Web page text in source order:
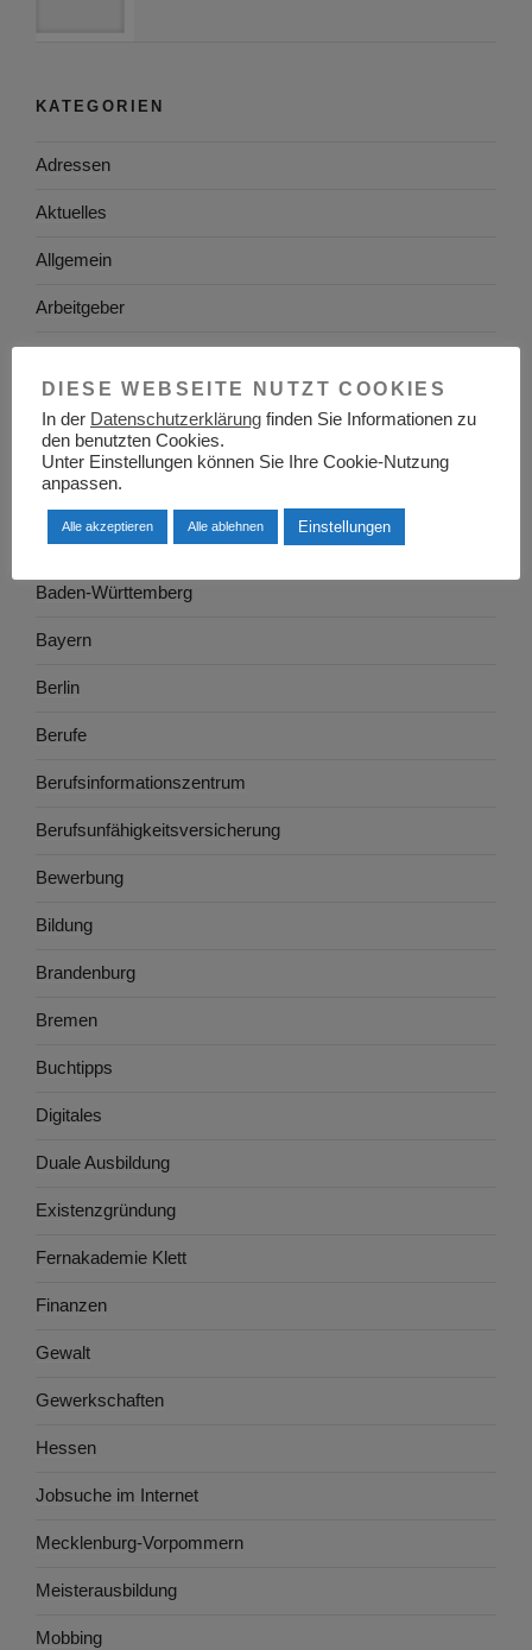
KATEGORIEN
Adressen
Aktuelles
Allgemein
Arbeitgeber
Arbeitsrecht
Arbeitswelt
Arbeitszeugnis
Ausbildung
Baden-Württemberg
Bayern
Berlin
Berufe
Berufsinformationszentrum
Berufsunfähigkeitsversicherung
Bewerbung
Bildung
Brandenburg
Bremen
Buchtipps
Digitales
Duale Ausbildung
Existenzgründung
Fernakademie Klett
Finanzen
Gewalt
Gewerkschaften
Hessen
Jobsuche im Internet
Mecklenburg-Vorpommern
Meisterausbildung
Mobbing
DIESE WEBSEITE NUTZT COOKIES
In der Datenschutzerklärung finden Sie Informationen zu
den benutzten Cookies.
Unter Einstellungen können Sie Ihre Cookie-Nutzung
anpassen.
Alle akzeptieren Alle ablehnen Einstellungen